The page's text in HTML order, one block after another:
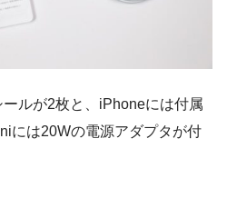
ルが2枚と、iPhoneには付属
には20Wの電源アダプタが付